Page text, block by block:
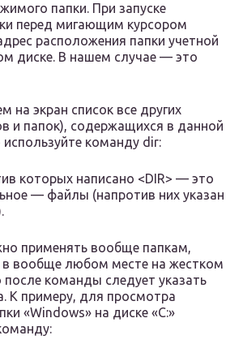
папки. При запуске
перед мигающим курсором
расположения папки учетной
диске. В нашем случае — это
на экран список все других
и папок), содержащихся в данной
используйте команду dir:
которых написано <DIR> — это
— файлы (напротив них указан
применять вообще папкам,
вообще любом месте на жестком
после команды следует указать
К примеру, для просмотра
«Windows» на диске «C:»